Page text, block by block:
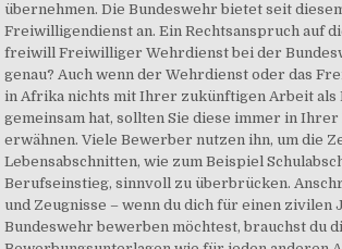
übernehmen. Die Bundeswehr bietet seit
Freiwilligendienst an. Ein Rechtsanspruch auf
freiwill Freiwilliger Wehrdienst bei der
genau? Auch wenn der Wehrdienst oder das
in Afrika nichts mit Ihrer zukünftigen Arbeit als
gemeinsam hat, sollten Sie diese immer in
erwähnen. Viele Bewerber nutzen ihn, um die
Lebensabschnitten, wie zum Beispiel
Berufseinstieg, sinnvoll zu überbrücken.
und Zeugnisse – wenn du dich für einen zivilen
Bundeswehr bewerben möchtest, brauchst du